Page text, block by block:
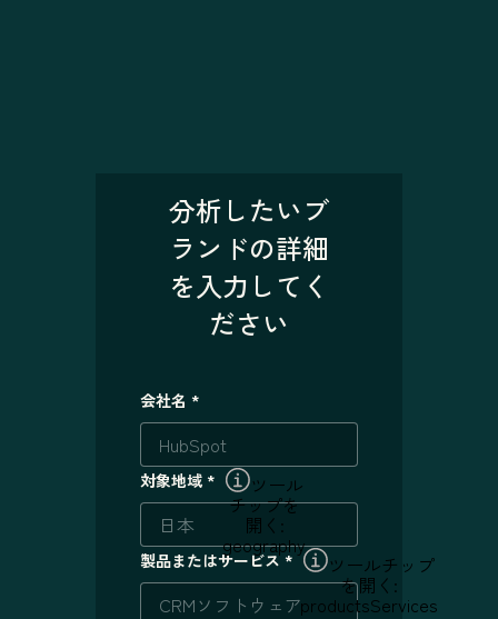
分析したいブ
ランドの詳細
を入力してく
ださい
会社名 *
対象地域 * ツール
チップを
開く:
geography
製品またはサービス * ツールチップ
を開く:
productsServices